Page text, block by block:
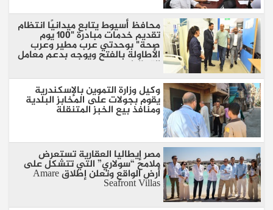
محافظ أسيوط يتابع ميدانيًا انتظام
تقديم خدمات مبادرة "100 يوم
صحة" بوحدتي عرب مطير وعرب
الأطاولة بالفتح ويوجه بدعم معامل
التحاليل
وكيل وزارة التموين بالإسكندرية
يقوم بجولات على المخابز البلدية
ومنافذ بيع الخبز المتنقلة
مصر إيطاليا العقارية تستعرض
ملامح “سولاري” التي تتشكل على
أرض الواقع وتعلن إطلاق Amare
Seafront Villas